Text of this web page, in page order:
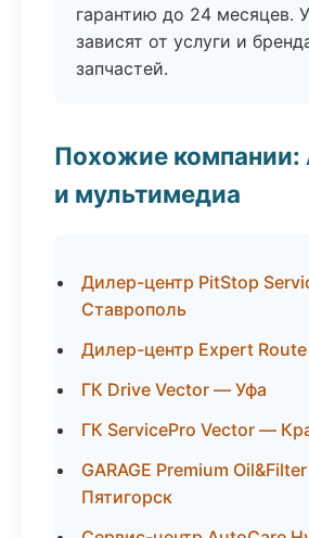
гарантию до 24 месяцев.
зависят от услуги и
запчастей.
Похожие компании:
и мультимедиа
Дилер-центр PitStop
Ставрополь
Дилер-центр Expert
ГК Drive Vector — Уфа
ГК ServicePro Vector —
GARAGE Premium
Пятигорск